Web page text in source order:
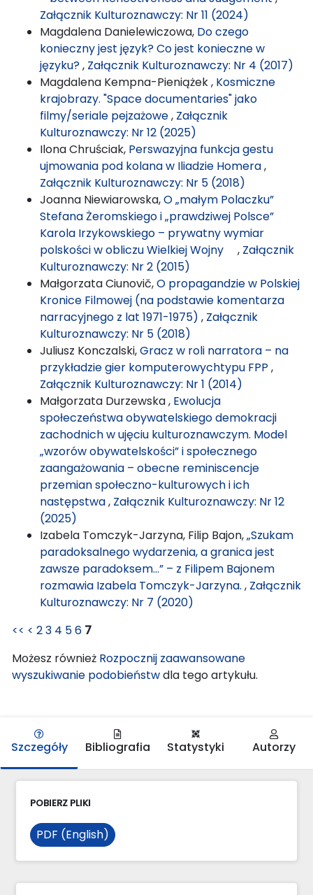
Załącznik Kulturoznawczy: Nr 11 (2024)
Magdalena Danielewiczowa, Do czego
konieczny jest język? Co jest konieczne w
języku?, Załącznik Kulturoznawczy: Nr 4 (2017)
Magdalena Kempna-Pieniążek , Kosmiczne
krajobrazy. "Space documentaries" jako
filmy/seriale pejzażowe, Załącznik
Kulturoznawczy: Nr 12 (2025)
Ilona Chruściak, Perswazyjna funkcja gestu
ujmowania pod kolana w Iliadzie Homera,
Załącznik Kulturoznawczy: Nr 5 (2018)
Joanna Niewiarowska,O „małym Polaczku”
Stefana Żeromskiego i „prawdziwej Polsce”
Karola Irzykowskiego – prywatny wymiar
polskości w obliczu Wielkiej Wojny , Załącznik
Kulturoznawczy: Nr 2 (2015)
Małgorzata Ciunovič,O propagandzie w Polskiej
Kronice Filmowej (na podstawie komentarza
narracyjnego z lat 1971-1975) , Załącznik
Kulturoznawczy: Nr 5 (2018)
Juliusz Konczalski,Gracz w roli narratora – na
przykładzie gier komputerowychtypu FPP ,
Załącznik Kulturoznawczy: Nr 1 (2014)
Małgorzata Durzewska , Ewolucja
społeczeństwa obywatelskiego demokracji
zachodnich w ujęciu kulturoznawczym. Model
„wzorów obywatelskości” i społecznego
zaangażowania – obecne reminiscencje
przemian społeczno-kulturowych i ich
następstwa, Załącznik Kulturoznawczy: Nr 12
(2025)
Izabela Tomczyk-Jarzyna, Filip Bajon,„Szukam
paradoksalnego wydarzenia, a granica jest
zawsze paradoksem…” – z Filipem Bajonem
rozmawia Izabela Tomczyk-Jarzyna. , Załącznik
Kulturoznawczy: Nr 7 (2020)
<< < 23 4 56 7
Możesz również Rozpocznij zaawansowane
wyszukiwanie podobieństwdla tego artykułu.
Szczegóły Bibliografia Statystyki Autorzy
POBIERZ PLIKI
PDF (English)